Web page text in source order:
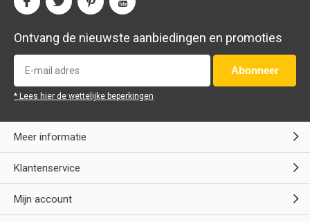
Ontvang de nieuwste aanbiedingen en promoties
Abonneer
* Lees hier de wettelijke beperkingen
Meer informatie
Klantenservice
Mijn account